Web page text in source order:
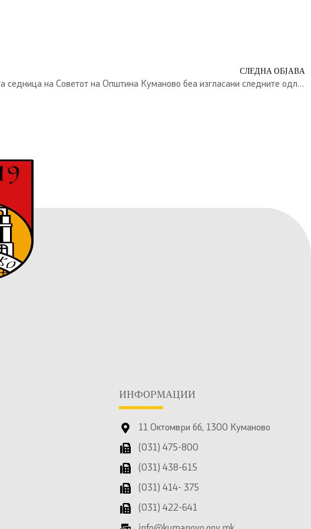
СЛЕДНА ОБЈАВА
На единаесеттата седница на Советот на Општина Куманово беа изгласани следните одлуки:
ИНФОРМАЦИИ
11 Октомври бб, 1300 Куманово
(031) 475-800
(031) 438-615
(031) 414- 375
(031) 422-641